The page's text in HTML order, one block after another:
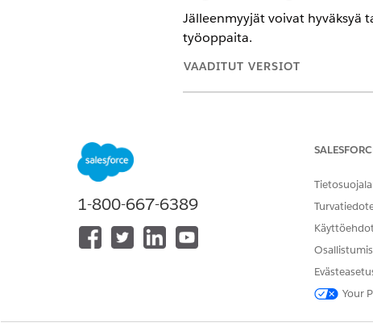
Jälleenmyyjät voivat
työoppaita.
VAADITUT VERSIOT
Määritelmien luominen:
Kirjaudu sisään Experience
Hyväksy tai hylkää lopullinen
Hyväksy,
1-800-667-6389
Your